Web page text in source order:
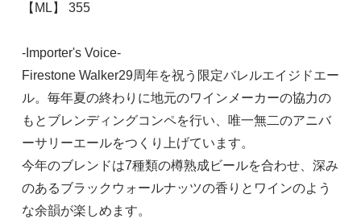
【ML】 355
-Importer's Voice-
Firestone Walker29周年を祝う限定バレルエイジドエー
ル。毎年夏の終わりに地元のワインメーカーの協力の
もとブレンディングコンペを行い、唯一無二のアニバ
ーサリーエールをつくり上げています。
今年のブレンドは7種類の樽熟成ビールを合わせ、深み
のあるブラックウォールナッツの香りとワインのよう
な余韻が楽しめます。